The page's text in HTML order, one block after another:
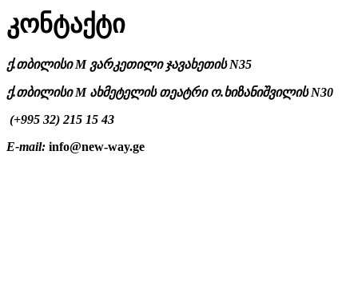
კონტაქტი
ქ.თბილისი M ვარკეთილიჯავახეთის N35
ქ.თბილისი M ახმეტელის თეატრიო.ხიზანიშვილის N30
(+995 32) 215 15 43
E-mail: info@new-way.ge